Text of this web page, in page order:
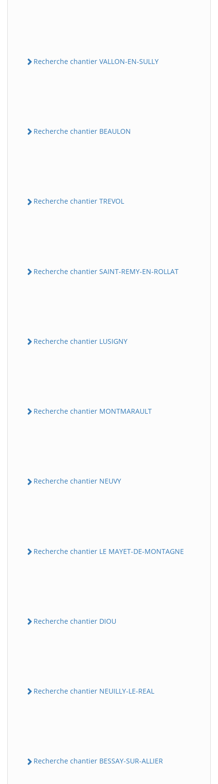
Recherche chantier VALLON-EN-SULLY
Recherche chantier BEAULON
Recherche chantier TREVOL
Recherche chantier SAINT-REMY-EN-ROLLAT
Recherche chantier LUSIGNY
Recherche chantier MONTMARAULT
Recherche chantier NEUVY
Recherche chantier LE MAYET-DE-MONTAGNE
Recherche chantier DIOU
Recherche chantier NEUILLY-LE-REAL
Recherche chantier BESSAY-SUR-ALLIER